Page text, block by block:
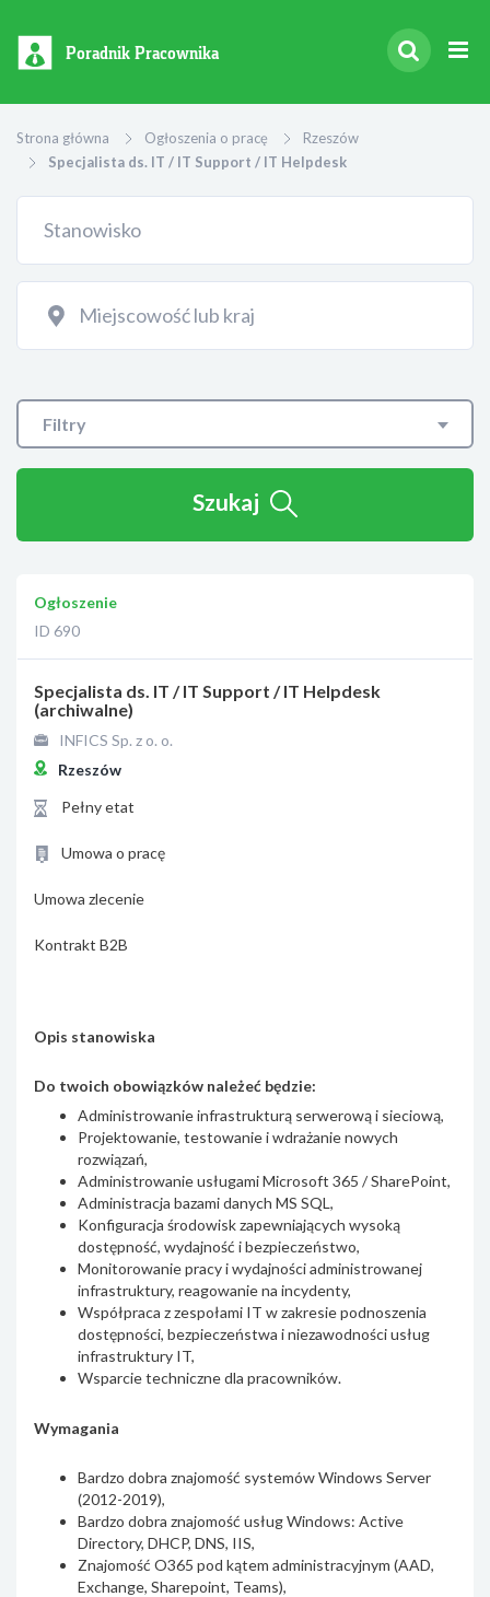
Poradnik Pracownika
Strona główna Ogłoszenia o pracę
Rzeszów
Specjalista ds. IT / IT Support / IT Helpdesk
Filtry
Szukaj
Ogłoszenie
ID 690
Specjalista ds. IT / IT Support / IT Helpdesk
(archiwalne)
INFICS Sp. z o. o.
Rzeszów
Pełny etat
Umowa o pracę
Umowa zlecenie
Kontrakt B2B
Opis stanowiska
Do twoich obowiązków należeć będzie:
Administrowanie infrastrukturą serwerową i sieciową,
Projektowanie, testowanie i wdrażanie nowych
rozwiązań,
Administrowanie usługami Microsoft 365 / SharePoint,
Administracja bazami danych MS SQL,
Konfiguracja środowisk zapewniających wysoką
dostępność, wydajność i bezpieczeństwo,
Monitorowanie pracy i wydajności administrowanej
infrastruktury, reagowanie na incydenty,
Współpraca z zespołami IT w zakresie podnoszenia
dostępności, bezpieczeństwa i niezawodności usług
infrastruktury IT,
Wsparcie techniczne dla pracowników.
Wymagania
Bardzo dobra znajomość systemów Windows Server
(2012-2019),
Bardzo dobra znajomość usług Windows: Active
Directory, DHCP, DNS, IIS,
Znajomość O365 pod kątem administracyjnym (AAD,
Exchange, Sharepoint, Teams),